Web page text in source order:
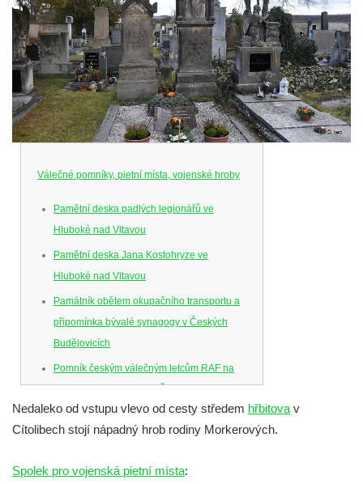
Válečné pomníky, pietní místa, vojenské hroby
Pamětní deska padlých legionářů ve
Hluboké nad Vltavou
Pamětní deska Jana Kostohryze ve
Hluboké nad Vltavou
Památník obětem okupačního transportu a
připomínka bývalé synagogy v Českých
Budějovicích
Pomník českým válečným letcům RAF na
Senovážném náměstí v Českých
Budějovicích
Pamětní deska Jana Zelenky-Hajského v
Kamenném Újezdu
Nedaleko od vstupu vlevo od cesty středem hřbitova v
Cítolibech stojí nápadný hrob rodiny Morkerových.
Spolek pro vojenská pietní místa: